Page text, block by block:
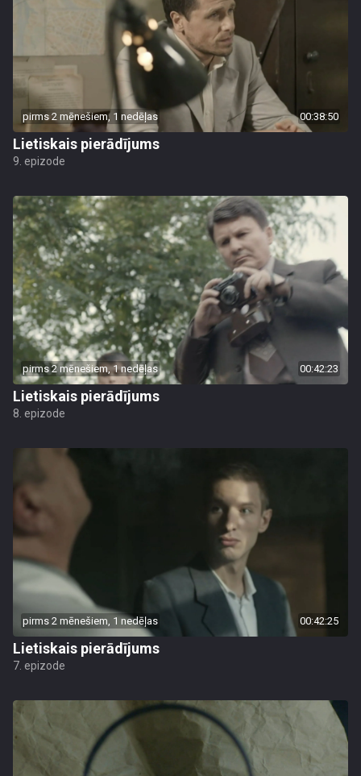
pirms 2 mēnešiem, 1 nedēļas 00:38:50
Lietiskais pierādījums
9. epizode
pirms 2 mēnešiem, 1 nedēļas 00:42:23
Lietiskais pierādījums
8. epizode
pirms 2 mēnešiem, 1 nedēļas 00:42:25
Lietiskais pierādījums
7. epizode